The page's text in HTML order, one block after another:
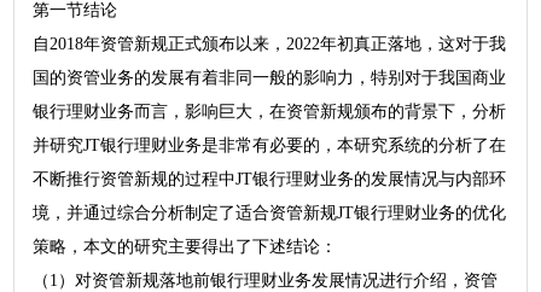
第一节结论
自2018年资管新规正式颁布以来，2022年初真正落地，这对于我
国的资管业务的发展有着非同一般的影响力，特别对于我国商业
银行理财业务而言，影响巨大，在资管新规颁布的背景下，分析
并研究JT银行理财业务是非常有必要的，本研究系统的分析了在
不断推行资管新规的过程中JT银行理财业务的发展情况与内部环
境，并通过综合分析制定了适合资管新规JT银行理财业务的优化
策略，本文的研究主要得出了下述结论：
（1）对资管新规落地前银行理财业务发展情况进行介绍，资管